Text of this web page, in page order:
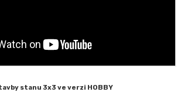
stanu 3x3 ve verzi HOBBY